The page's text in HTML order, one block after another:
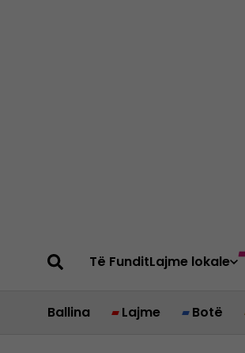
Të FunditLajme lokale
Ballina Lajme Botë